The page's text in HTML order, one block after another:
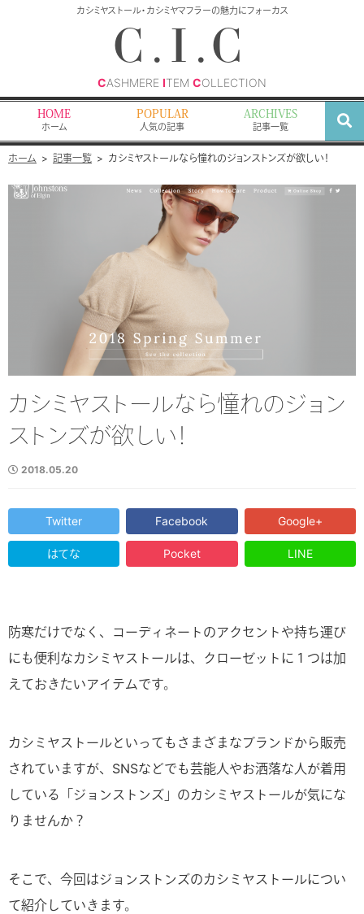
カシミヤストール・カシミヤマフラーの魅力にフォーカス
C.I.C
CASHMERE ITEM COLLECTION
HOME
ホーム
POPULAR
人気の記事
ARCHIVES
記事一覧
索
ホーム 記事一覧 カシミヤストールなら憧れのジョンストンズが欲しい！
カシミヤストールなら憧れのジョン
ストンズが欲しい！
2018.05.20
Twitter Facebook Google+
はてな Pocket LINE
防寒だけでなく、コーディネートのアクセントや持ち運び
にも便利なカシミヤストールは、クローゼットに１つは加
えておきたいアイテムです。
カシミヤストールといってもさまざまなブランドから販売
されていますが、SNSなどでも芸能人やお洒落な人が着用
している「ジョンストンズ」のカシミヤストールが気にな
りませんか？
そこで、今回はジョンストンズのカシミヤストールについ
て紹介していきます。